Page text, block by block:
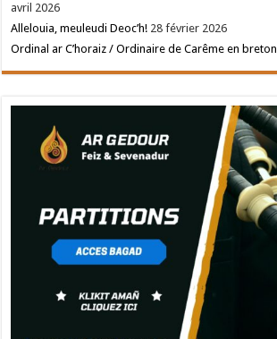
avril 2026
Allelouia, meuleudi Deoc’h! 28 février 2026
Ordinal ar C’horaiz / Ordinaire de Carême en breton